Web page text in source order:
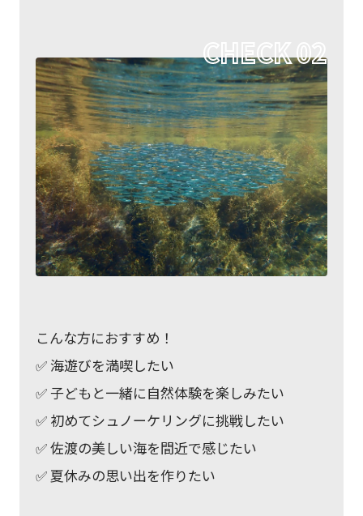
こんな方におすすめ！
✅ 海遊びを満喫したい
✅ 子どもと一緒に自然体験を楽しみたい
✅ 初めてシュノーケリングに挑戦したい
✅ 佐渡の美しい海を間近で感じたい
✅ 夏休みの思い出を作りたい